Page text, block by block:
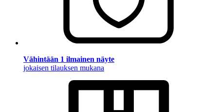
Vähintään 1 ilmainen näyte
jokaisen tilauksen mukana